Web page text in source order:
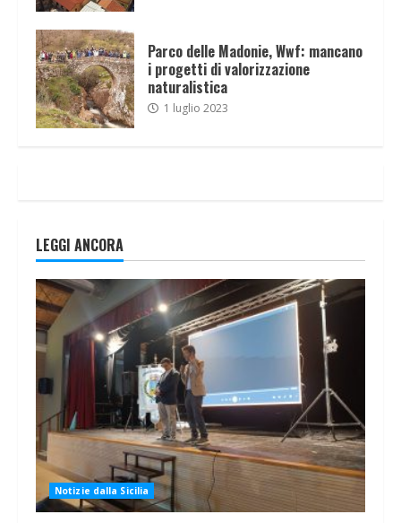
Parco delle Madonie, Wwf: mancano
i progetti di valorizzazione
naturalistica
1 luglio 2023
LEGGI ANCORA
Notizie dalla Sicilia